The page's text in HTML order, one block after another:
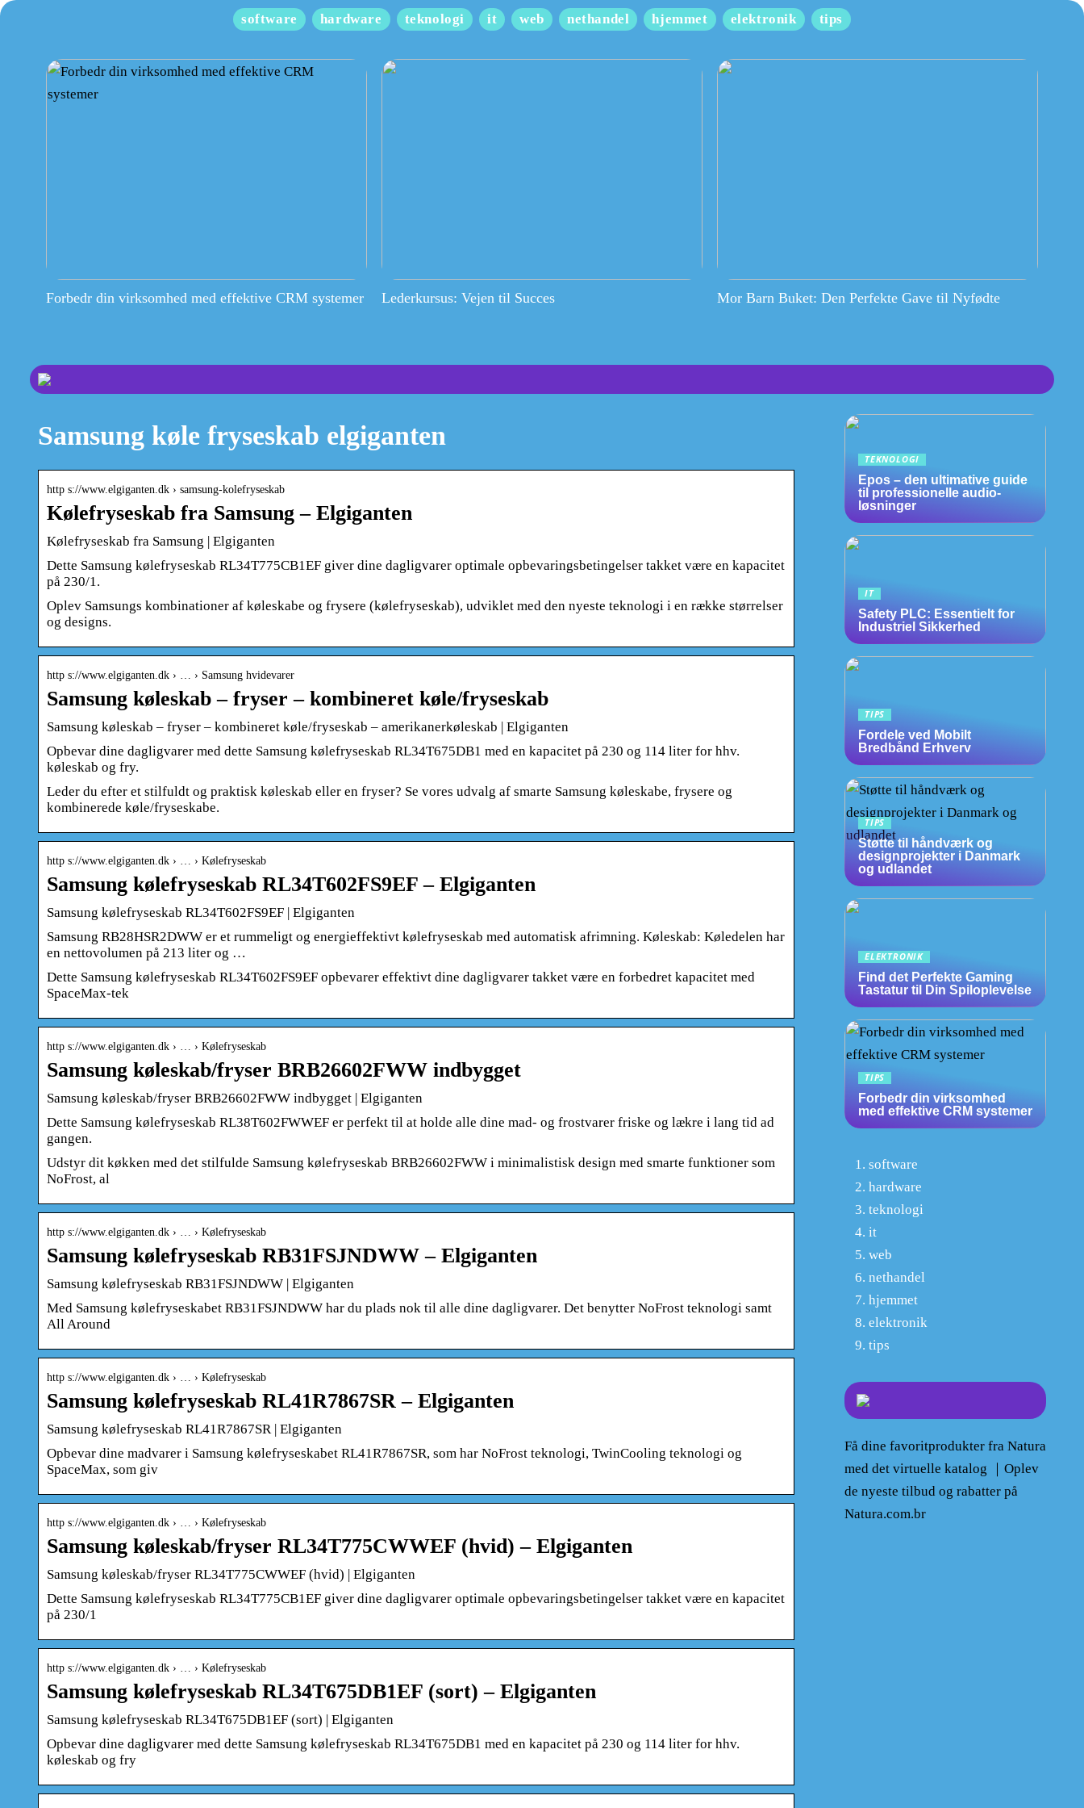
software hardware teknologi it web nethandel hjemmet elektronik tips
Forbedr din virksomhed med effektive CRM systemer Lederkursus: Vejen til Succes Mor Barn Buket: Den Perfekte Gave til Nyfødte
Samsung køle fryseskab elgiganten
http s://www.elgiganten.dk › samsung-kolefryseskab
Kølefryseskab fra Samsung – Elgiganten
Kølefryseskab fra Samsung | Elgiganten
Dette Samsung kølefryseskab RL34T775CB1EF giver dine dagligvarer optimale opbevaringsbetingelser takket være en kapacitet
på 230/1.
Oplev Samsungs kombinationer af køleskabe og frysere (kølefryseskab), udviklet med den nyeste teknologi i en række størrelser
og designs.
http s://www.elgiganten.dk › … › Samsung hvidevarer
Samsung køleskab – fryser – kombineret køle/fryseskab
Samsung køleskab – fryser – kombineret køle/fryseskab – amerikanerkøleskab | Elgiganten
Opbevar dine dagligvarer med dette Samsung kølefryseskab RL34T675DB1 med en kapacitet på 230 og 114 liter for hhv.
køleskab og fry.
Leder du efter et stilfuldt og praktisk køleskab eller en fryser? Se vores udvalg af smarte Samsung køleskabe, frysere og
kombinerede køle/fryseskabe.
http s://www.elgiganten.dk › … › Kølefryseskab
Samsung kølefryseskab RL34T602FS9EF – Elgiganten
Samsung kølefryseskab RL34T602FS9EF | Elgiganten
Samsung RB28HSR2DWW er et rummeligt og energieffektivt kølefryseskab med automatisk afrimning. Køleskab: Køledelen har
en nettovolumen på 213 liter og …
Dette Samsung kølefryseskab RL34T602FS9EF opbevarer effektivt dine dagligvarer takket være en forbedret kapacitet med
SpaceMax-tek
http s://www.elgiganten.dk › … › Kølefryseskab
Samsung køleskab/fryser BRB26602FWW indbygget
Samsung køleskab/fryser BRB26602FWW indbygget | Elgiganten
Dette Samsung kølefryseskab RL38T602FWWEF er perfekt til at holde alle dine mad- og frostvarer friske og lækre i lang tid ad
gangen.
Udstyr dit køkken med det stilfulde Samsung kølefryseskab BRB26602FWW i minimalistisk design med smarte funktioner som
NoFrost, al
http s://www.elgiganten.dk › … › Kølefryseskab
Samsung kølefryseskab RB31FSJNDWW – Elgiganten
Samsung kølefryseskab RB31FSJNDWW | Elgiganten
Med Samsung kølefryseskabet RB31FSJNDWW har du plads nok til alle dine dagligvarer. Det benytter NoFrost teknologi samt
All Around
http s://www.elgiganten.dk › … › Kølefryseskab
Samsung kølefryseskab RL41R7867SR – Elgiganten
Samsung kølefryseskab RL41R7867SR | Elgiganten
Opbevar dine madvarer i Samsung kølefryseskabet RL41R7867SR, som har NoFrost teknologi, TwinCooling teknologi og
SpaceMax, som giv
http s://www.elgiganten.dk › … › Kølefryseskab
Samsung køleskab/fryser RL34T775CWWEF (hvid) – Elgiganten
Samsung køleskab/fryser RL34T775CWWEF (hvid) | Elgiganten
Dette Samsung kølefryseskab RL34T775CB1EF giver dine dagligvarer optimale opbevaringsbetingelser takket være en kapacitet
på 230/1
http s://www.elgiganten.dk › … › Kølefryseskab
Samsung kølefryseskab RL34T675DB1EF (sort) – Elgiganten
Samsung kølefryseskab RL34T675DB1EF (sort) | Elgiganten
Opbevar dine dagligvarer med dette Samsung kølefryseskab RL34T675DB1 med en kapacitet på 230 og 114 liter for hhv.
køleskab og fry
TEKNOLOGI
Epos – den ultimative guide
til professionelle audio-
løsninger
IT
Safety PLC: Essentielt for
Industriel Sikkerhed
TIPS
Fordele ved Mobilt
Bredbånd Erhverv
TIPS
Støtte til håndværk og
designprojekter i Danmark
og udlandet
ELEKTRONIK
Find det Perfekte Gaming
Tastatur til Din Spiloplevelse
TIPS
Forbedr din virksomhed
med effektive CRM systemer
software
hardware
teknologi
it
web
nethandel
hjemmet
elektronik
tips
Få dine favoritprodukter fra Natura
med det virtuelle katalog ｜Oplev
de nyeste tilbud og rabatter på
Natura.com.br